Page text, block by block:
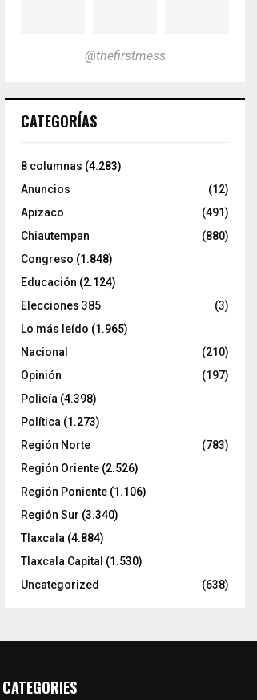
@thefirstmess
CATEGORÍAS
8 columnas (4.283)
Anuncios
(12)
Apizaco
(491)
Chiautempan
(880)
Congreso (1.848)
Educación (2.124)
Elecciones 385
(3)
Lo más leído (1.965)
Nacional
(210)
Opinión
(197)
Policía (4.398)
Política (1.273)
Región Norte
(783)
Región Oriente (2.526)
Región Poniente (1.106)
Región Sur (3.340)
Tlaxcala (4.884)
Tlaxcala Capital (1.530)
Uncategorized
(638)
CATEGORIES